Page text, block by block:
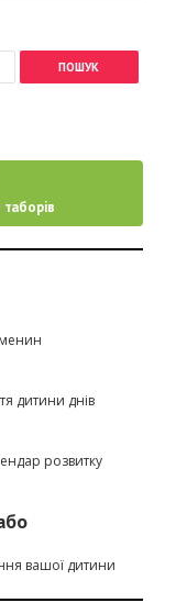
дитини днів
розвитку
вашої дитини